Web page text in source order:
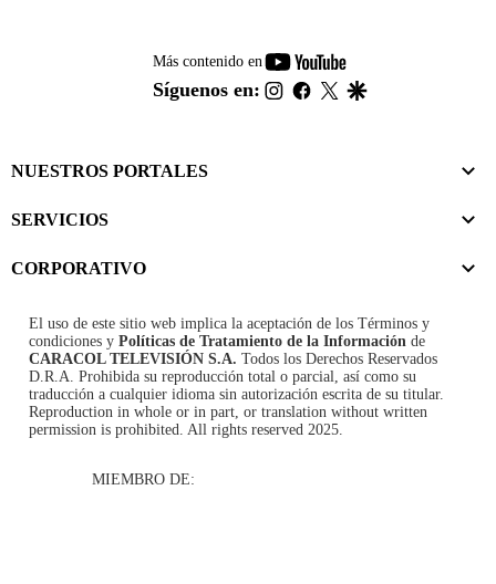
Más contenido en
youtube-
footer
Síguenos en: instagram
facebook
twitter
NUESTROS PORTALES
SERVICIOS
CORPORATIVO
El uso de este sitio web implica la aceptación de los Términos y
condiciones y Políticas de Tratamiento de la Información de
CARACOL TELEVISIÓN S.A. Todos los Derechos Reservados
D.R.A. Prohibida su reproducción total o parcial, así como su
traducción a cualquier idioma sin autorización escrita de su titular.
Reproduction in whole or in part, or translation without written
permission is prohibited. All rights reserved 2025.
MIEMBRO DE: